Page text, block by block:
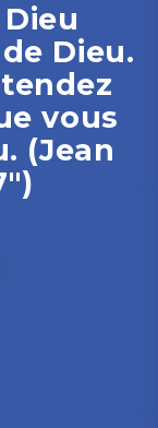
Dieu.
vous
(Jean